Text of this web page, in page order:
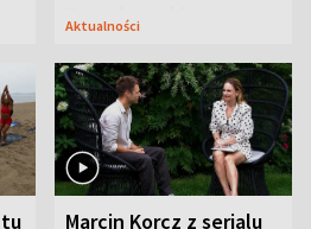
Tarnobrzeskim
Aktualności
Marcin Korcz z serialu